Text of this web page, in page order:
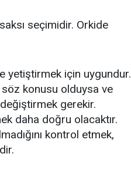
seçimidir. Orkide
yetiştirmek için uygundur.
söz konusu olduysa ve
gerekir.
daha doğru olacaktır.
kontrol etmek,